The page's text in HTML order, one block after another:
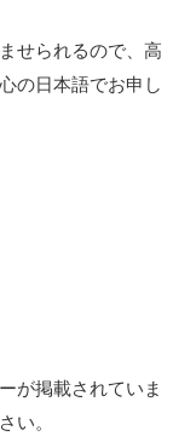
せられるので、高
の日本語でお申し
が掲載されていま
い。